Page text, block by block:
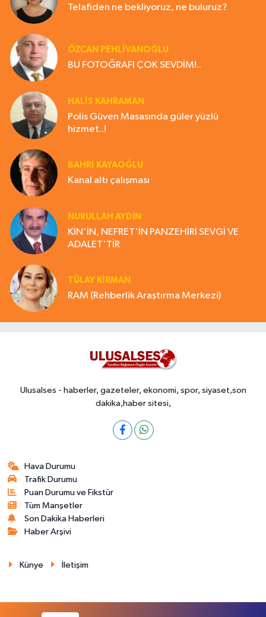
Telafiden ne bekliyoruz, ne buluruz?
ÖZCAN PEHLİVANOĞLU
BU FOTOĞRAFI ÇOK SEVDİM!..
HALIS KAHRAMAN
Polis Güven Masasında güler yüzlü
hizmet..!
BAHRI KAYAOĞLU
Kanal altı çalışması
NURULLAH AYDIN
KİN'İN, NEFRET'İN PANZEHİRİ SEVGİ VE
ADALET'TİR
TÜLAY KİRMAN
RAM (Rehberlik Araştırma Merkezi)
Ulusalses - haberler, gazeteler, ekonomi, spor, siyaset,son
dakika,haber sitesi,
Hava Durumu
Trafik Durumu
Puan Durumu ve Fikstür
Tüm Manşetler
Son Dakika Haberleri
Haber Arşivi
Künye İletişim